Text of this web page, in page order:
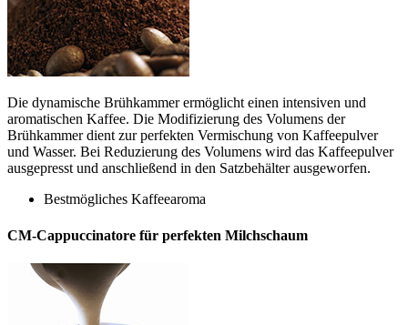
Die dynamische Brühkammer ermöglicht einen intensiven und
aromatischen Kaffee. Die Modifizierung des Volumens der
Brühkammer dient zur perfekten Vermischung von Kaffeepulver
und Wasser. Bei Reduzierung des Volumens wird das Kaffeepulver
ausgepresst und anschließend in den Satzbehälter ausgeworfen.
Bestmögliches Kaffeearoma
CM-Cappuccinatore für perfekten Milchschaum